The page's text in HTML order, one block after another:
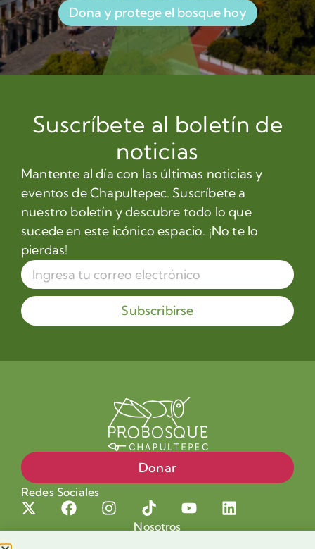
Dona y protege el bosque hoy
Suscríbete al boletín de
noticias
Mantente al día con las últimas noticias y
eventos de Chapultepec. Suscríbete a
nuestro boletín y descubre todo lo que
sucede en este icónico espacio. ¡No te lo
pierdas!
Subscribirse
Donar
Redes Sociales
Nosotros